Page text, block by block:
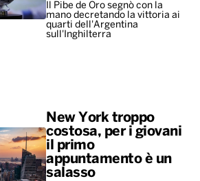
Il Pibe de Oro segnò con la
mano decretando la vittoria ai
quarti dell'Argentina
sull'Inghilterra
New York troppo
costosa, per i giovani
il primo
appuntamento è un
salasso